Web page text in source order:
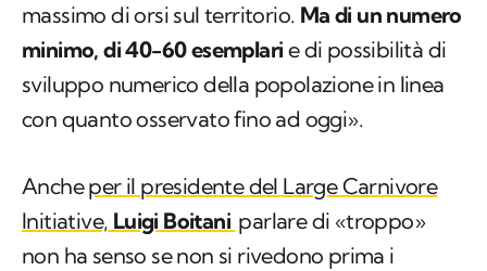
massimo di orsi sul territorio. Ma di un numero
minimo, di 40-60 esemplari e di possibilità di
sviluppo numerico della popolazione in linea
con quanto osservato fino ad oggi».
Ancheper il presidente del Large Carnivore
Initiative, Luigi Boitani parlare di «troppo»
non ha senso se non si rivedono prima i